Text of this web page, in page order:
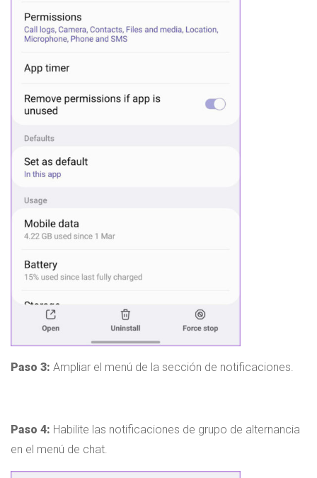
Paso 3: Ampliar el menú de la sección de notificaciones.
Paso 4: Habilite las notificaciones de grupo de alternancia
en el menú de chat.